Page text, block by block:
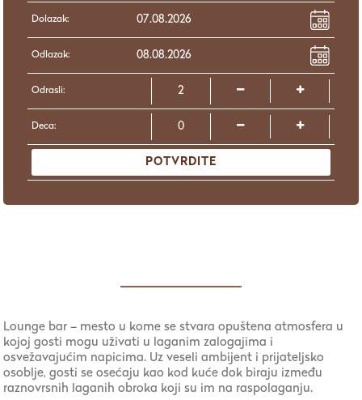
Dolazak:
Odlazak:
Odrasli:
Deca:
POTVRDITE
Lounge bar – mesto u kome se stvara opuštena atmosfera u
kojoj gosti mogu uživati u laganim zalogajima i
osvežavajućim napicima. Uz veseli ambijent i prijateljsko
osoblje, gosti se osećaju kao kod kuće dok biraju između
raznovrsnih laganih obroka koji su im na raspolaganju.